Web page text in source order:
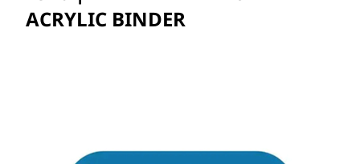
ACRYLIC BINDER